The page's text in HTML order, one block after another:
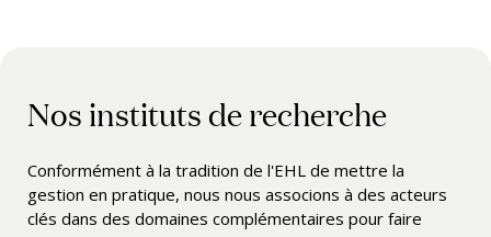
Nos instituts de recherche
Conformément à la tradition de l'EHL de mettre la
gestion en pratique, nous nous associons à des acteurs
clés dans des domaines complémentaires pour faire